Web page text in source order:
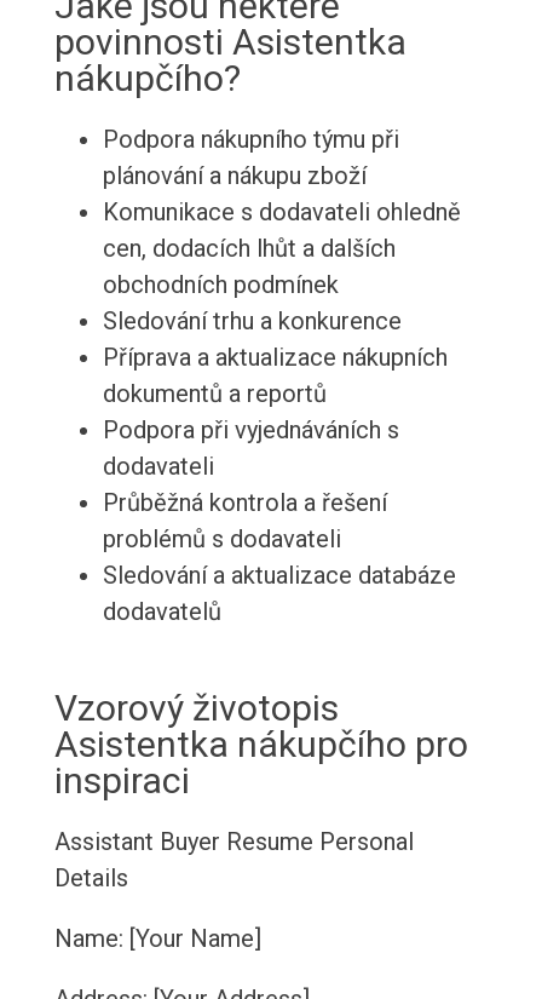
povinnosti Asistentka
nákupčího?
Podpora nákupního týmu při
plánování a nákupu zboží
Komunikace s dodavateli ohledně
cen, dodacích lhůt a dalších
obchodních podmínek
Sledování trhu a konkurence
Příprava a aktualizace nákupních
dokumentů a reportů
Podpora při vyjednáváních s
dodavateli
Průběžná kontrola a řešení
problémů s dodavateli
Sledování a aktualizace databáze
dodavatelů
Vzorový životopis
Asistentka nákupčího pro
inspiraci
Assistant Buyer Resume Personal
Details
Name: [Your Name]